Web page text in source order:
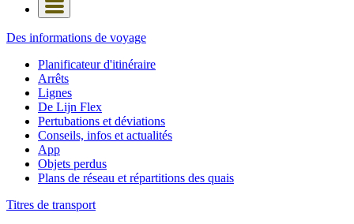
Des informations de voyage
Planificateur d'itinéraire
Arrêts
Lignes
De Lijn Flex
Pertubations et déviations
Conseils, infos et actualités
App
Objets perdus
Plans de réseau et répartitions des quais
Titres de transport